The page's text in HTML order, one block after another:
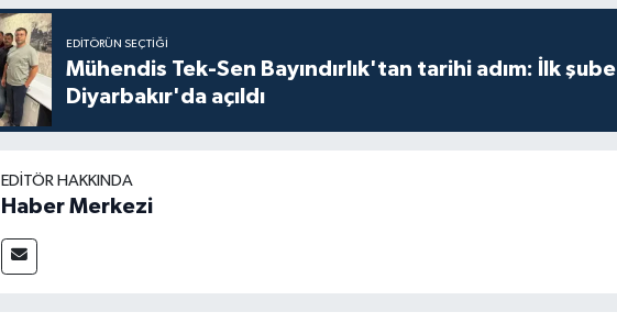
EDITÖRÜN SEÇTIĞI
Mühendis Tek-Sen Bayındırlık'tan tarihi adım: İlk şube
Diyarbakır'da açıldı
EDITÖR HAKKINDA
Haber Merkezi